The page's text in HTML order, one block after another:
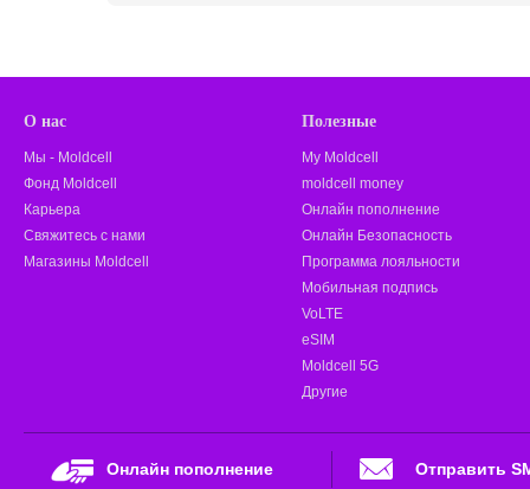
О нас
Мы - Moldcell
Фонд Moldcell
Карьера
Свяжитесь с нами
Магазины Moldcell
Полезные
My Moldcell
moldcell money
Онлайн пополнение
Онлайн Безопасность
Программа лояльности
Мобильная подпись
VoLTE
eSIM
Moldcell 5G
Другие
Онлайн пополнение Отправить